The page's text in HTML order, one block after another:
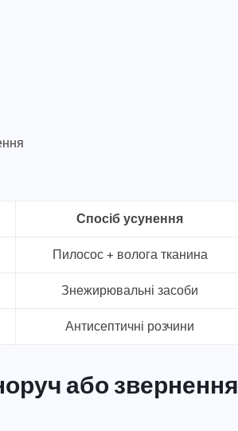
Спосіб усунення
Пилосос + волога тканина
Знежирювальні засоби
Антисептичні розчини
або звернення